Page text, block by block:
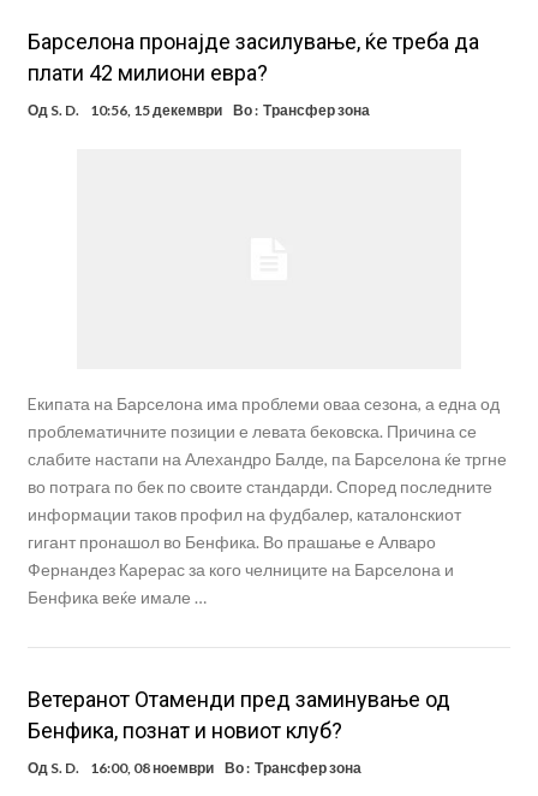
Барселона пронајде засилување, ќе треба да
плати 42 милиони евра?
Од S. D. 10:56, 15 декември Во : Трансфер зона
Eкипата на Барселона има проблеми оваа сезона, а една од
проблематичните позиции е левата бековска. Причина се
слабите настапи на Алехандро Балде, па Барселона ќе тргне
во потрага по бек по своите стандарди. Според последните
информации таков профил на фудбалер, каталонскиот
гигант пронашол во Бенфика. Во прашање е Алваро
Фернандез Карерас за кого челниците на Барселона и
Бенфика веќе имале …
Ветеранот Отаменди пред заминување од
Бенфика, познат и новиот клуб?
Од S. D. 16:00, 08 ноември Во : Трансфер зона